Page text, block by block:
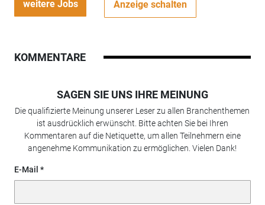
weitere Jobs Anzeige schalten
KOMMENTARE
SAGEN SIE UNS IHRE MEINUNG
Die qualifizierte Meinung unserer Leser zu allen Branchenthemen
ist ausdrücklich erwünscht. Bitte achten Sie bei Ihren
Kommentaren auf die Netiquette, um allen Teilnehmern eine
angenehme Kommunikation zu ermöglichen. Vielen Dank!
E-Mail